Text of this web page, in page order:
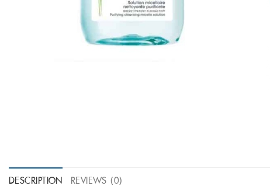
DESCRIPTION REVIEWS (0)